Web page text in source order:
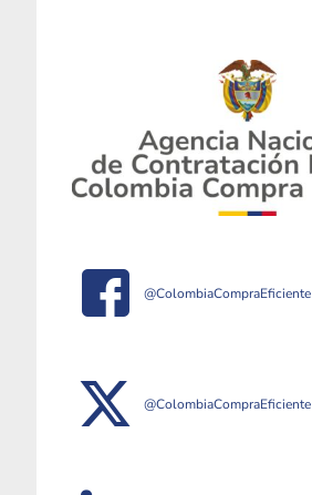
@ColombiaCompraEficiente
@ColombiaCompraEficiente